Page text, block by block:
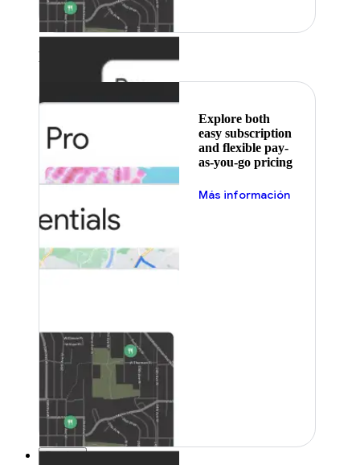
Featured
Explore both
easy subscription
and flexible pay-
as-you-go pricing
Más información